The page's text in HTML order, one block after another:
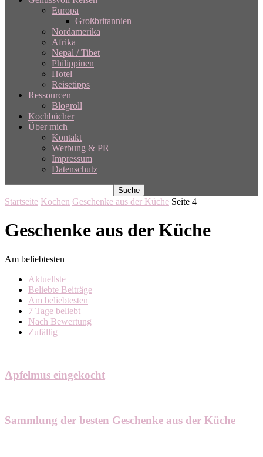
Europa
Großbritannien
Nordamerika
Afrika
Nepal / Tibet
Philippinen
Hotel
Reisetipps
Ressourcen
Blogroll
Kochbücher
Über mich
Kontakt
Werbung & PR
Impressum
Datenschutz
Startseite Kochen Geschenke aus der Küche Seite 4
Geschenke aus der Küche
Am beliebtesten
Aktuellste
Beliebte Beiträge
Am beliebtesten
7 Tage beliebt
Nach Bewertung
Zufällig
Apfelmus eingekocht
Sammlung der besten Geschenke aus der Küche